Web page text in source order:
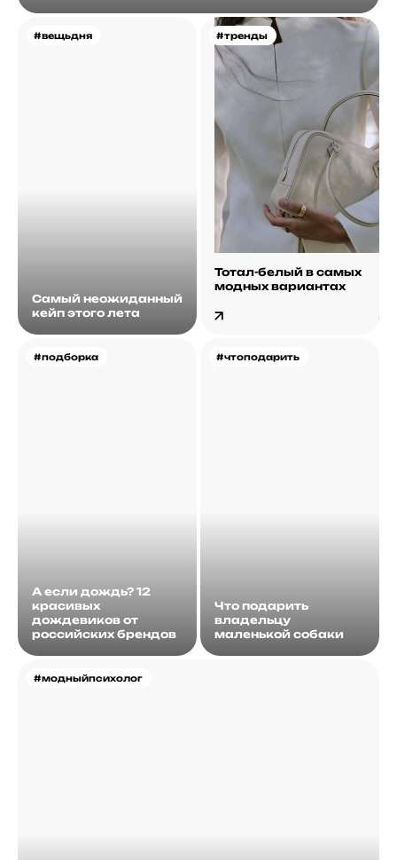
#вещьдня
Самый неожиданный
кейп этого лета
#тренды
Тотал-белый в самых
модных вариантах
#подборка
А если дождь? 12
красивых
дождевиков от
российских брендов
#модныйпсихолог
#чтоподарить
Что подарить
владельцу
маленькой собаки